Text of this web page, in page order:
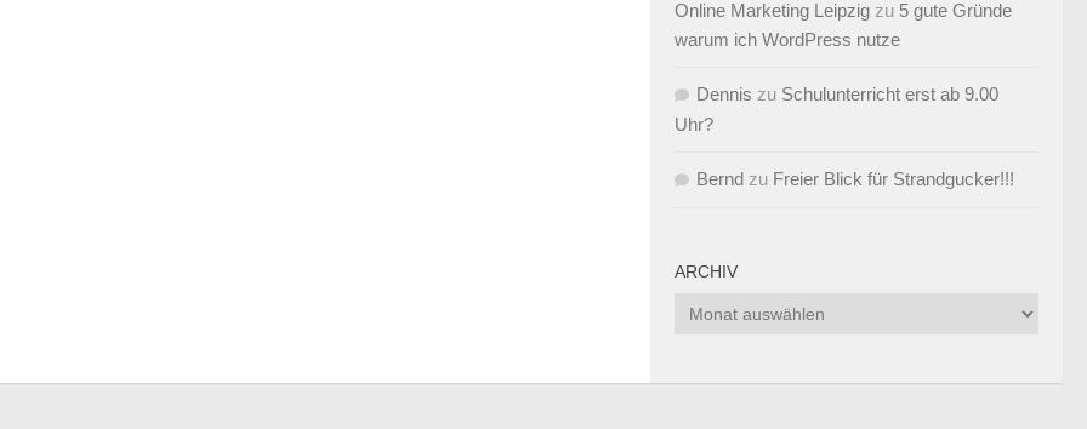
Online Marketing Leipzig zu 5 gute Gründe
warum ich WordPress nutze
Dennis zu Schulunterricht erst ab 9.00
Uhr?
Bernd zu Freier Blick für Strandgucker!!!
ARCHIV
Archiv